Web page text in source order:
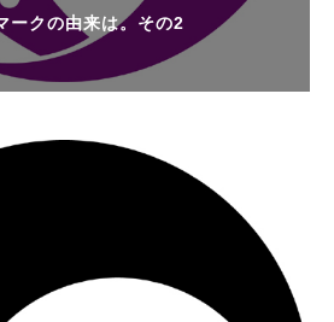
ークの由来は。その2